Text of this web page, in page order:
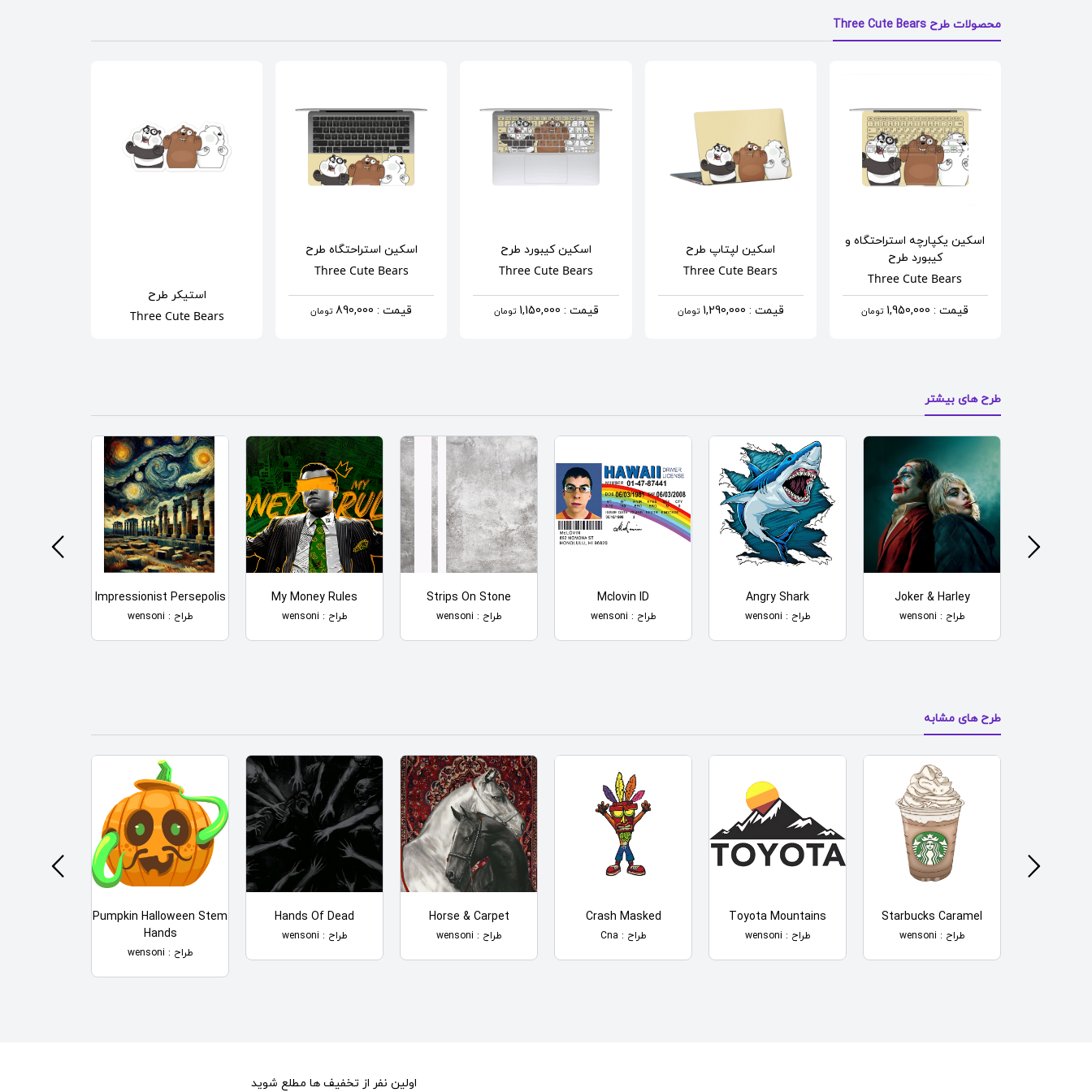
محصولات طرح Three Cute Bears
اسکین یکپارچه استراحتگاه و
کیبورد طرح
Three Cute Bears
قیمت : 1,950,000 تومان
اسکین لپتاپطرح
Three Cute Bears
قیمت : 1,290,000 تومان
اسکین کیبوردطرح
Three Cute Bears
قیمت : 1,150,000 تومان
اسکین استراحتگاه طرح
Three Cute Bears
قیمت : 890,000 تومان
استیکر طرح
Three Cute Bears
طرح های بیشتر
Joker & Harley
طراح : wensoni
Angry Shark
طراح : wensoni
Mclovin ID
طراح : wensoni
Strips On Stone
طراح : wensoni
My Money Rules
طراح : wensoni
Impressionist Persepolis
طراح : wensoni
طرح های مشابه
Starbucks Caramel
طراح : wensoni
Toyota Mountains
طراح : wensoni
Crash Masked
طراح : Cna
Horse & Carpet
طراح : wensoni
Hands Of Dead
طراح : wensoni
Pumpkin Halloween Stem
Hands
طراح : wensoni
اولین نفر از تخفیف ها مطلع شوید